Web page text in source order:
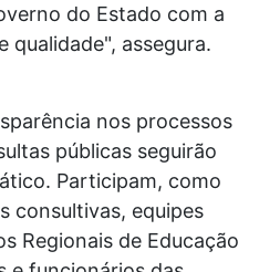
do Estado com a
qualidade", assegura.
nos processos
públicas seguirão
Participam, como
consultivas, equipes
Regionais de Educação